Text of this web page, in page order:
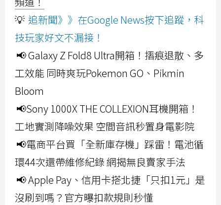
💡 追新聞》》在Google News按下追蹤，科
技玩家好文不漏接！
📢 Galaxy Z Fold8 Ultra開箱！摺痕退散、多
工效能 同時爽玩Pokemon GO、Pikmin
Bloom
📢Sony 1000X THE COLLEXION耳機開箱！
工地實測降噪效果 空間音訊秒置身電影院
📢電商平台買「全新庫存機」踩雷！電池循
環44次還帶維修紀錄 網揭無良賣家手法
📢 Apple Pay、信用卡搭北捷「只扣1元」是
沒刷到嗎？官方曝扣款規則秒懂